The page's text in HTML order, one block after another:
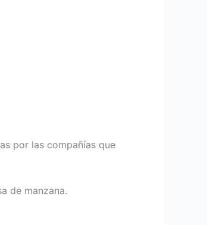
por las compañías que
de manzana.